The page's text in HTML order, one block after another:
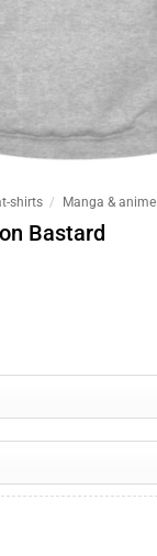
shirts / Manga & anime
Bastard